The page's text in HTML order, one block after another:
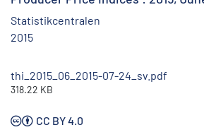
Statistikcentralen
2015
thi_2015_06_2015-07-24_sv.pdf
318.22 KB
CC BY 4.0